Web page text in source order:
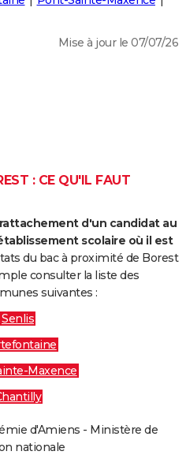
Mise à jour le 07/07/26
: CE QU'IL FAUT
d'un candidat au
scolaire où il est
du bac à proximité de Borest
consulter la liste des
suivantes :
Senlis
Maxence
d'Amiens - Ministère de
nationale